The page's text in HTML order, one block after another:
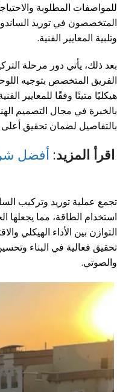
للمواصفات المطلوبة
المتخصصون في توريد
وتلبية المعايير الفنية.
بعد ذلك، يأتي دور مرحلة
الفريق المتخصص بتوجيه
هيكليًا متينًا وفقًا للمعايير
بالخبرة في مجال التصميم
بالتفاصيل لضمان تحقيق
اقرأ المزيد: أفضل
تجمع عملية توريد وتركيب
استخدام الطاقة، مما يجعلها
التوازن بين الأداء الهيكلي
تحقيق فعالية في البناء
والصوتي.